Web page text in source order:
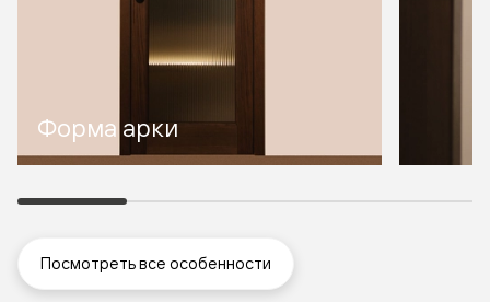
Форма арки
Посмотреть все особенности